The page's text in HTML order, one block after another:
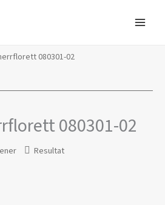
080301-02
080301-02
Resultat